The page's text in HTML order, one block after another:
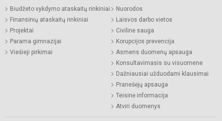
Biudžeto vykdymo ataskaitų rinkiniai
Finansinių ataskaitų rinkiniai
Projektai
Parama gimnazijai
Viešieji pirkimai
Nuorodos
Laisvos darbo vietos
Civilinė sauga
Korupcijos prevencija
Asmens duomenų apsauga
Konsultavimasis su visuomene
Dažniausiai užduodami klausimai
Pranešėjų apsauga
Teisinė informacija
Atviri duomenys